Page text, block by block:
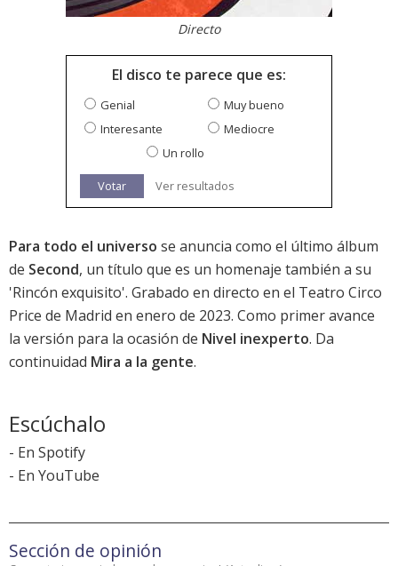
Directo
El disco te parece que es:
Genial
Muy bueno
Interesante
Mediocre
Un rollo
Votar Ver resultados
Para todo el universo se anuncia como el último álbum
de Second, un título que es un homenaje también a su
'Rincón exquisito'. Grabado en directo en el Teatro Circo
Price de Madrid en enero de 2023. Como primer avance
la versión para la ocasión de Nivel inexperto. Da
continuidad Mira a la gente.
Escúchalo
- En Spotify
- En YouTube
Sección de opinión